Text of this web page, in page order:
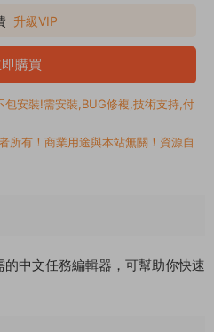
升級VIP
購買
安裝!需安裝,BUG修複,技術支持,付
所有！商業用途與本站無關！資源自
中文任務編輯器，可幫助你快速